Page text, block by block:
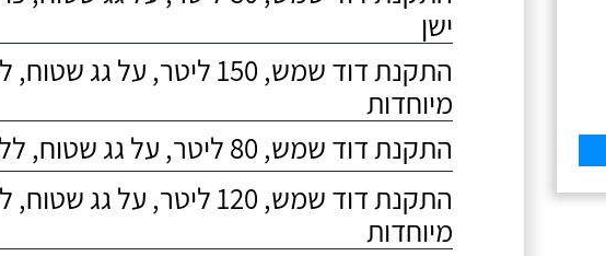
ישן
התקנת דוד שמש, 150 ליטר, על
מיוחדות
התקנת דוד שמש, 80 ליטר, על גג שטוח, ללא דרישות מיוחדות
התקנת דוד שמש, 120 ליטר, על
מיוחדות